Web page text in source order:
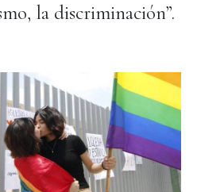
la discriminación”.